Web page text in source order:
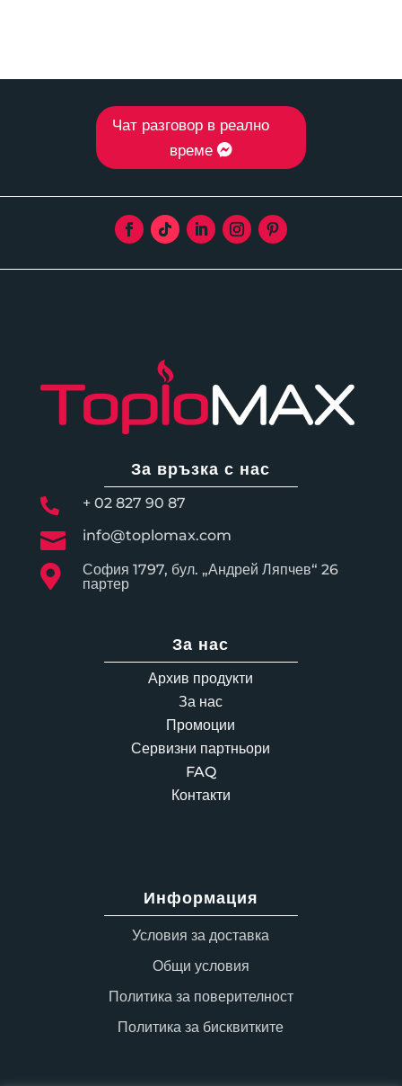
Чат разговор в реално
време
За връзка с нас
 + 02 827 90 87
 info@toplomax.com

София 1797, бул. „Андрей Ляпчев“ 26
партер
За нас
Архив продукти
За нас
Промоции
Сервизни партньори
FAQ
Контакти
Информация
Условия за доставка
Общи условия
Политика за поверителност
Политика за бисквитките